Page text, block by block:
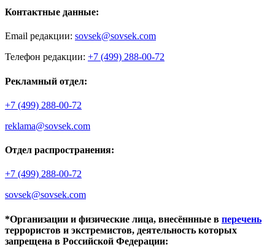
Контактные данные:
Email редакции: sovsek@sovsek.com
Телефон редакции: +7 (499) 288-00-72
Рекламный отдел:
+7 (499) 288-00-72
reklama@sovsek.com
Отдел распространения:
+7 (499) 288-00-72
sovsek@sovsek.com
*Организации и физические лица, внесённные в перечень
террористов и экстремистов, деятельность которых
запрещена в Российской Федерации: